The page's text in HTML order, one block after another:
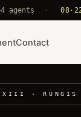
· 08·22 UTC
Contact
XIII · RUNGIS